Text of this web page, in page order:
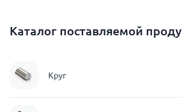
Каталог поставляемой
Круг